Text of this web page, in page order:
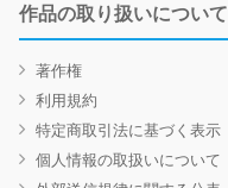
作品の取り扱いについて
著作権
利用規約
特定商取引法に基づく表示
個人情報の取扱いについて